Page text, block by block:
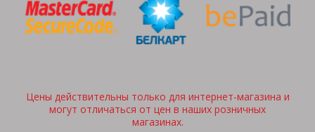
Цены действительны только для интернет-магазина и
могут отличаться от цен в наших розничных
магазинах.